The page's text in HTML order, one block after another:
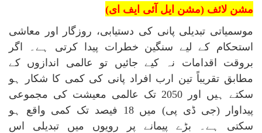
مشن لائف (مشن ایل آئی ایف ای)
موسمیاتی تبدیلی پانی کی دستیابی، روزگار اور معاشی
استحکام کے لیے سنگین خطرات پیدا کرتی ہے۔ اگر
بروقت اقدامات نہ کیے جائیں تو عالمی اندازوں کے
مطابق تقریباً تین ارب افراد پانی کی کمی کا شکار ہو
سکتے ہیں اور 2050 تک عالمی معیشت کی مجموعی
پیداوار (جی ڈی پی) میں 18 فیصد تک کمی واقع ہو
سکتی ہے۔ بڑے پیمانے پر رویوں میں تبدیلی اس